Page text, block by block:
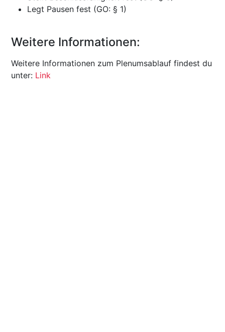
Legt Pausen fest (GO: § 1)
Weitere Informationen:
Weitere Informationen zum Plenumsablauf findest du
unter: Link